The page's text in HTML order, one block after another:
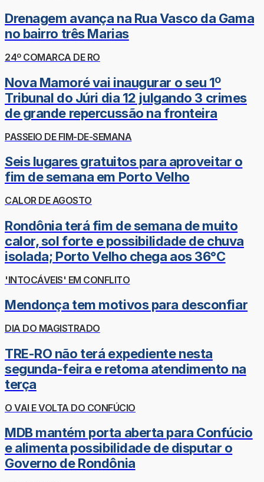
Drenagem avança na Rua Vasco da Gama
no bairro três Marias
24º COMARCA DE RO
Nova Mamoré vai inaugurar o seu 1º
Tribunal do Júri dia 12 julgando 3 crimes
de grande repercussão na fronteira
PASSEIO DE FIM-DE-SEMANA
Seis lugares gratuitos para aproveitar o
fim de semana em Porto Velho
CALOR DE AGOSTO
Rondônia terá fim de semana de muito
calor, sol forte e possibilidade de chuva
isolada; Porto Velho chega aos 36°C
'INTOCÁVEIS' EM CONFLITO
Mendonça tem motivos para desconfiar
DIA DO MAGISTRADO
TRE-RO não terá expediente nesta
segunda-feira e retoma atendimento na
terça
O VAI E VOLTA DO CONFÚCIO
MDB mantém porta aberta para Confúcio
e alimenta possibilidade de disputar o
Governo de Rondônia